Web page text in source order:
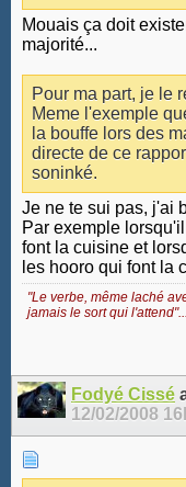
Mouais ça doit
majorité...
Pour ma part, je le
Meme l'exemple
la bouffe lors des
directe de ce
soninké.
Je ne te sui pas, j'ai
Par exemple
font la cuisine et
les hooro qui font la
"Le verbe, même laché
jamais le sort qui l'attend"...
Fodyé Cissé
12/02/2008